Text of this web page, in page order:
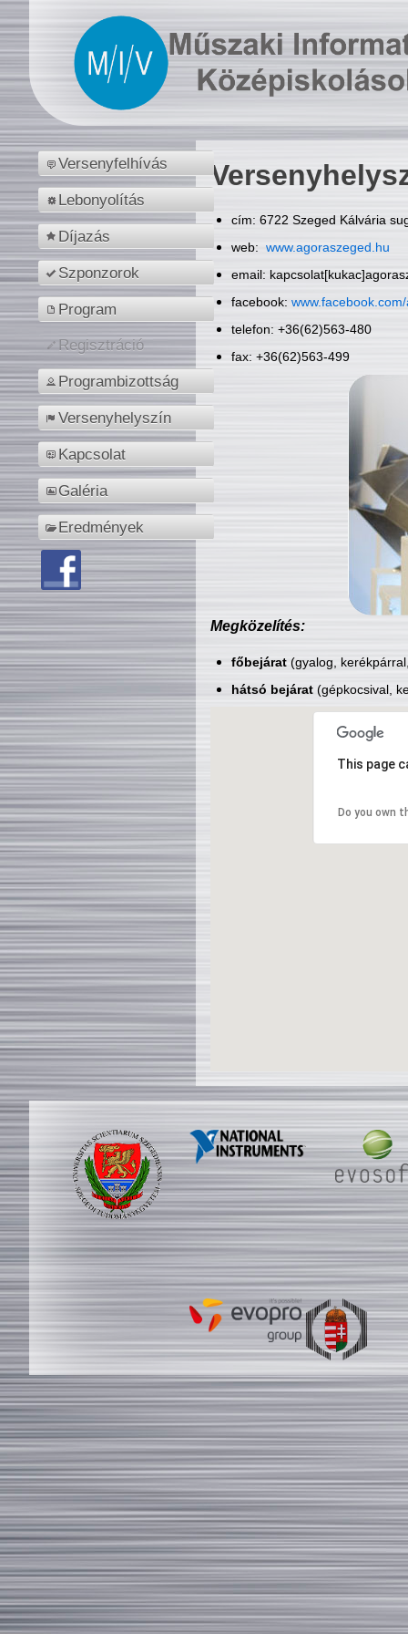
Versenyfelhívás
Lebonyolítás
Díjazás
Szponzorok
Program
Regisztráció
Programbizottság
Versenyhelyszín
Kapcsolat
Galéria
Eredmények
cím: 6722 Szeged Kálvária
web: www.agoraszeged.hu
email:
facebook:
telefon: +36(62)563-480
fax: +36(62)563-499
Megközelítés:
főbejárat(gyalog,
hátsó bejárat(gépkocsival,
This page
Do you own